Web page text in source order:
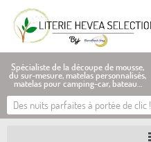
Spécialiste de la découpe de mousse,
du sur-mesure, matelas personnalisés,
matelas pour camping-car, bateau…